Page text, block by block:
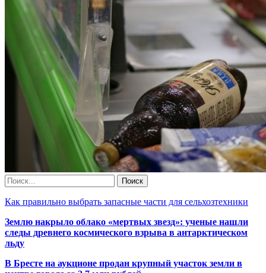
Как правильно выбрать запасные части для сельхозтехники
Землю накрыло облако «мертвых звезд»: ученые нашли
следы древнего космического взрыва в антарктическом
льду
В Бресте на аукционе продан крупный участок земли в